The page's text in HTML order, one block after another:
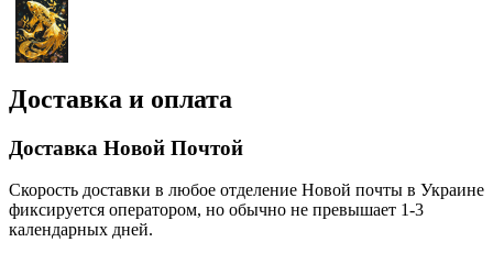
Доставка и оплата
Доставка Новой Почтой
Скорость доставки в любое отделение Новой почты в Украине
фиксируется оператором, но обычно не превышает 1-3
календарных дней.